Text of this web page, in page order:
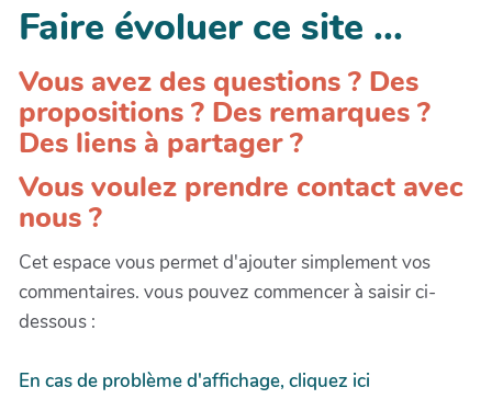
Faire évoluer ce site ...
Vous avez des questions ? Des
propositions ? Des remarques ?
Des liens à partager ?
Vous voulez prendre contact avec
nous ?
Cet espace vous permet d'ajouter simplement vos
commentaires. vous pouvez commencer à saisir ci-
dessous :
En cas de problème d'affichage, cliquez ici